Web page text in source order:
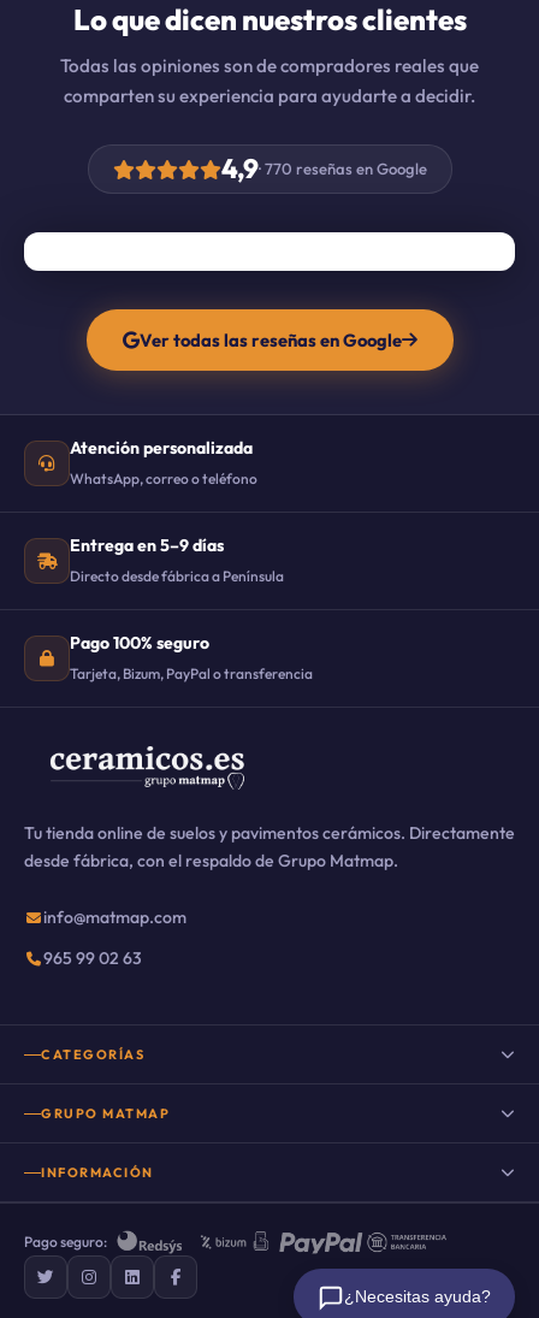
Lo que dicen nuestros clientes
Todas las opiniones son de compradores reales que
comparten su experiencia para ayudarte a decidir.
4,9· 770 reseñas en Google
Ver todas las reseñas en Google
Atención personalizada
WhatsApp, correo o teléfono
Entrega en 5–9 días
Directo desde fábrica a Península
Pago 100% seguro
Tarjeta, Bizum, PayPal o transferencia
Tu tienda online de suelos y pavimentos cerámicos. Directamente
desde fábrica, con el respaldo de Grupo Matmap.
info@matmap.com
965 99 02 63
CATEGORÍAS
Suelo porcelánico imitación madera
Porcelanico imitacion piedra
Suelo porcelánico imitación mármol
GRUPO MATMAP
INFORMACIÓN
Preguntas frecuentes
Sobre nosotros
Pago seguro:
¿Necesitas ayuda?